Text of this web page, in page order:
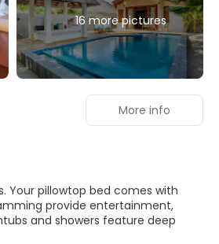
16 more pictures
Your pillowtop bed comes with
provide entertainment,
and showers feature deep
More info